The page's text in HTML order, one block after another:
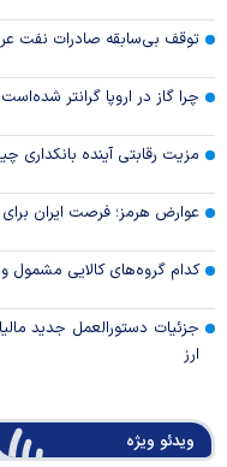
توقف بی‌سابقه صادرات نفت
چرا گاز در اروپا گرانتر
مزیت رقابتی آینده بانکداری
عوارض هرمز؛ فرصت ایران برای
کدام گروه‌های کالایی مشمول
جزئیات دستورالعمل جدید
ارز
ویدئو ویژه